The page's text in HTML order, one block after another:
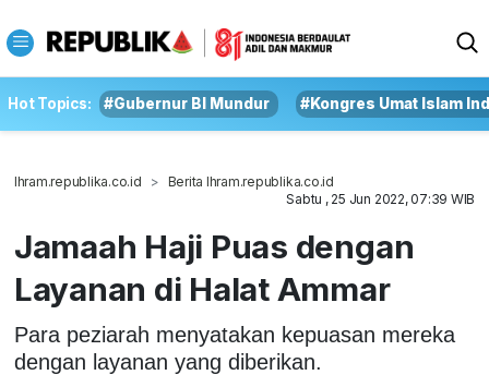
Hot Topics: #Gubernur BI Mundur #Kongres Umat Islam
Ihram.republika.co.id
Berita Ihram.republika.co.id
Sabtu , 25 Jun 2022, 07:39 WIB
Jamaah Haji Puas dengan
Layanan di Halat Ammar
Para peziarah menyatakan kepuasan mereka
dengan layanan yang diberikan.